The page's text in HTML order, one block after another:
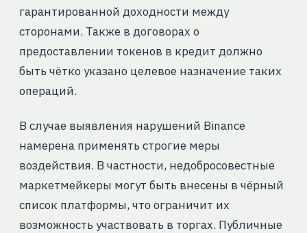
гарантированной доходности между
сторонами. Также в договорах о
предоставлении токенов в кредит должно
быть чётко указано целевое назначение таких
операций.
В случае выявления нарушений Binance
намерена применять строгие меры
воздействия. В частности, недобросовестные
маркетмейкеры могут быть внесены в чёрный
список платформы, что ограничит их
возможность участвовать в торгах. Публичные